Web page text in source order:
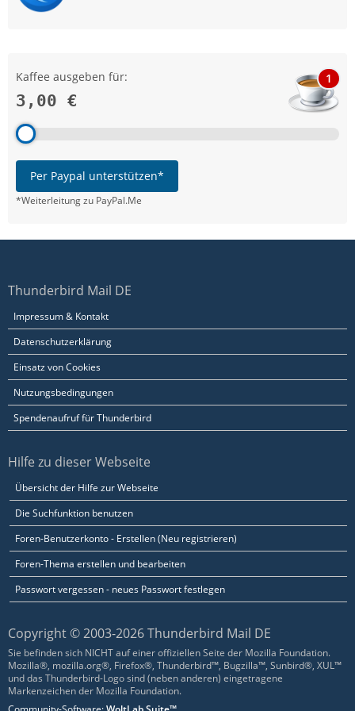
Kaffee ausgeben für:
3,00 €
1
Per Paypal unterstützen*
*Weiterleitung zu PayPal.Me
Thunderbird Mail DE
Impressum & Kontakt
Datenschutzerklärung
Einsatz von Cookies
Nutzungsbedingungen
Spendenaufruf für Thunderbird
Hilfe zu dieser Webseite
Übersicht der Hilfe zur Webseite
Die Suchfunktion benutzen
Foren-Benutzerkonto - Erstellen (Neu registrieren)
Foren-Thema erstellen und bearbeiten
Passwort vergessen - neues Passwort festlegen
Copyright © 2003-2026 Thunderbird Mail DE
Sie befinden sich NICHT auf einer offiziellen Seite der Mozilla Foundation.
Mozilla®, mozilla.org®, Firefox®, Thunderbird™, Bugzilla™, Sunbird®, XUL™
und das Thunderbird-Logo sind (neben anderen) eingetragene
Markenzeichen der Mozilla Foundation.